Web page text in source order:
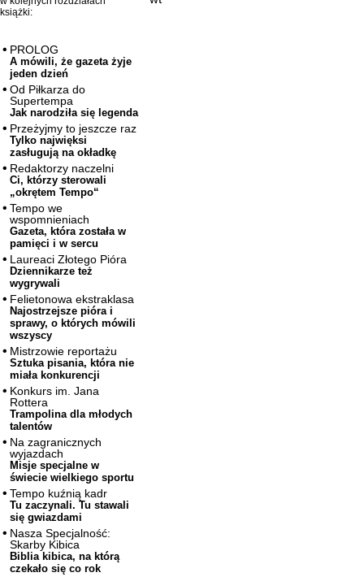
książki:
PROLOG
A mówili, że gazeta żyje
jeden dzień
Od Piłkarza do
Supertempa
Jak narodziła się legenda
Przeżyjmy to jeszcze raz
Tylko najwięksi
zasługują na okładkę
Redaktorzy naczelni
Ci, którzy sterowali
„okrętem Tempo“
Tempo we
wspomnieniach
Gazeta, która została w
pamięci i w sercu
Laureaci Złotego Pióra
Dziennikarze też
wygrywali
Felietonowa ekstraklasa
Najostrzejsze pióra i
sprawy, o których mówili
wszyscy
Mistrzowie reportażu
Sztuka pisania, która nie
miała konkurencji
Konkurs im. Jana
Rottera
Trampolina dla młodych
talentów
Na zagranicznych
wyjazdach
Misje specjalne w
świecie wielkiego sportu
Tempo kuźnią kadr
Tu zaczynali. Tu stawali
się gwiazdami
Nasza Specjalność:
Skarby Kibica
Biblia kibica, na którą
czekało się co rok